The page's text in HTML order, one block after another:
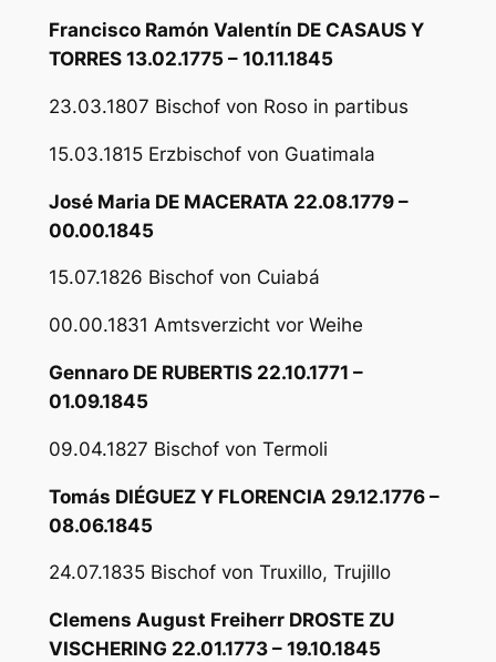
Francisco Ramón Valentín DE CASAUS Y
TORRES 13.02.1775 – 10.11.1845
23.03.1807 Bischof von Roso in partibus
15.03.1815 Erzbischof von Guatimala
José Maria DE MACERATA 22.08.1779 –
00.00.1845
15.07.1826 Bischof von Cuiabá
00.00.1831 Amtsverzicht vor Weihe
Gennaro DE RUBERTIS 22.10.1771 –
01.09.1845
09.04.1827 Bischof von Termoli
Tomás DIÉGUEZ Y FLORENCIA 29.12.1776 –
08.06.1845
24.07.1835 Bischof von Truxillo, Trujillo
Clemens August Freiherr DROSTE ZU
VISCHERING 22.01.1773 – 19.10.1845